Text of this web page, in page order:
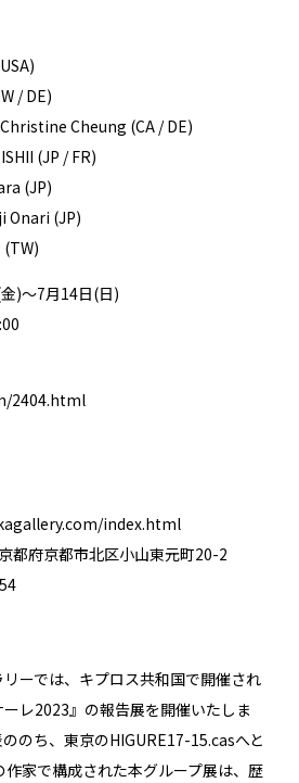
/ DE)
Cheung (CA / DE)
(JP / FR)
(JP)
Onari (JP)
)～7月14日(日)
2404.html
index.html
都府京都市北区小山東元町20-2
ーでは、キプロス共和国で開催され
レ2023』の報告展を開催いたしま
のち、東京のHIGURE17-15.casへと
作家で構成された本グループ展は、歴